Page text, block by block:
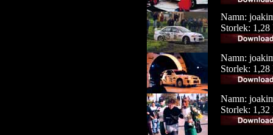
Namn:
Storlek:
Namn:
Storlek:
Namn:
Storlek: